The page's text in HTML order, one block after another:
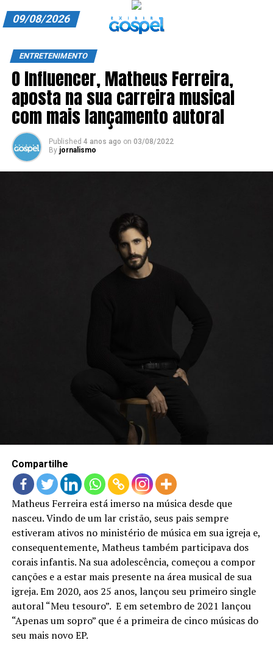
ANUNCIE CONOSCO
ASSINE
CARRINHO
EDITORIAL
09/08/2026
ENTRETENIMENTO
O Influencer, Matheus Ferreira,
aposta na sua carreira musical
com mais lançamento autoral
Published 4 anos ago on 03/08/2022
By jornalismo
Compartilhe
Matheus Ferreira está imerso na música desde que
nasceu. Vindo de um lar cristão, seus pais sempre
estiveram ativos no ministério de música em sua igreja e,
consequentemente, Matheus também participava dos
corais infantis. Na sua adolescência, começou a compor
canções e a estar mais presente na área musical de sua
igreja. Em 2020, aos 25 anos, lançou seu primeiro single
autoral “Meu tesouro”. E em setembro de 2021 lançou
“Apenas um sopro” que é a primeira de cinco músicas do
seu mais novo EP.